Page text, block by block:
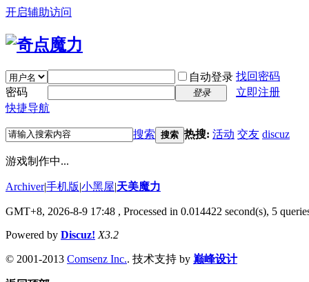
开启辅助访问
自动登录 找回密码
密码
登录
立即注册
快捷导航
搜索 搜索 热搜: 活动 交友 discuz
游戏制作中...
Archiver|手机版|小黑屋|天美魔力
GMT+8, 2026-8-9 17:48 , Processed in 0.014422 second(s), 5
Powered by Discuz! X3.2
© 2001-2013 Comsenz Inc.. 技术支持 by 巅峰设计